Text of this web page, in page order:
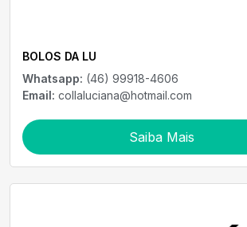
BOLOS DA LU
Whatsapp: (46) 99918-4606
Email: collaluciana@hotmail.com
Saiba Mais